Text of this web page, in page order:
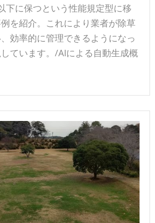
下に保つという性能規定型に移
を紹介。これにより業者が除草
効率的に管理できるようになっ
ています。/AIによる自動生成概